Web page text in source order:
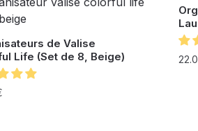
de Valise
Life (Set de 8, Beige)